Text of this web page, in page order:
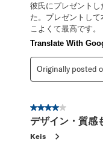
彼氏にプレゼント
た。プレゼントし
こよくて最高です。
Translate With
Originally posted
4 out of 5 stars.
デザイン・質感
Keis